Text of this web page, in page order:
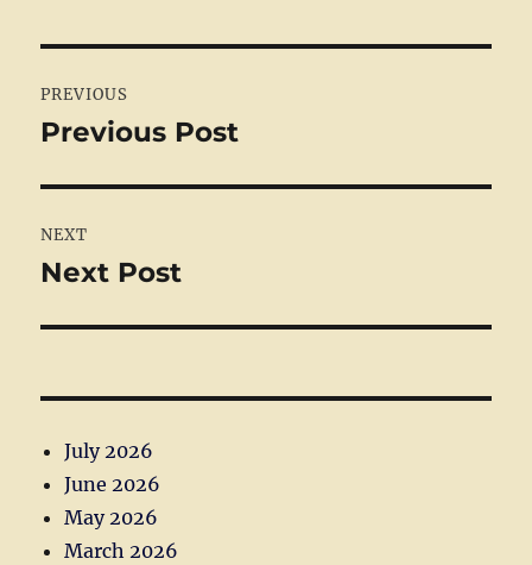
navigation
PREVIOUS
Previous
Previous Post
NEXT
Next
Next Post
July 2026
June 2026
May 2026
March 2026